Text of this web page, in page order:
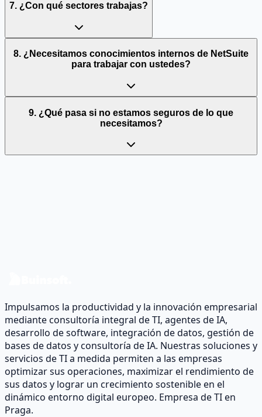
7. ¿Con qué sectores trabajas?
8. ¿Necesitamos conocimientos internos de NetSuite
para trabajar con ustedes?
9. ¿Qué pasa si no estamos seguros de lo que
necesitamos?
Impulsamos la productividad y la innovación empresarial
mediante consultoría integral de TI, agentes de IA,
desarrollo de software, integración de datos, gestión de
bases de datos y consultoría de IA. Nuestras soluciones y
servicios de TI a medida permiten a las empresas
optimizar sus operaciones, maximizar el rendimiento de
sus datos y lograr un crecimiento sostenible en el
dinámico entorno digital europeo. Empresa de TI en
Praga.